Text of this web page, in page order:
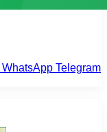
WhatsApp Telegram